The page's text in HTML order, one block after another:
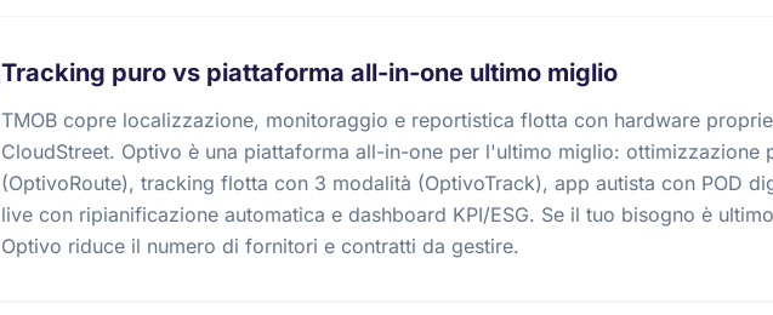
Tracking puro vs piattaforma all-in-one ultimo miglio
TMOB copre localizzazione, monitoraggio e reportistica flotta con hardware
CloudStreet. Optivo è una piattaforma all-in-one per l'ultimo miglio: ottimizzazione
(OptivoRoute), tracking flotta con 3 modalità (OptivoTrack), app autista con POD
live con ripianificazione automatica e dashboard KPI/ESG. Se il tuo bisogno è
Optivo riduce il numero di fornitori e contratti da gestire.